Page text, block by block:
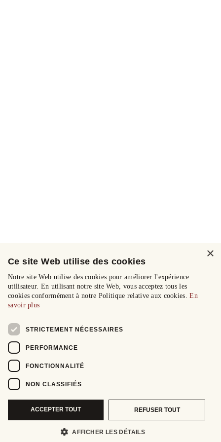
×
Ce site Web utilise des cookies
Notre site Web utilise des cookies pour améliorer l'expérience
utilisateur. En utilisant notre site Web, vous acceptez tous les
cookies conformément à notre Politique relative aux cookies.En
savoir plus
STRICTEMENT NÉCESSAIRES
PERFORMANCE
FONCTIONNALITÉ
NON CLASSIFIÉS
ACCEPTER TOUT REFUSER TOUT
AFFICHER LES DÉTAILS